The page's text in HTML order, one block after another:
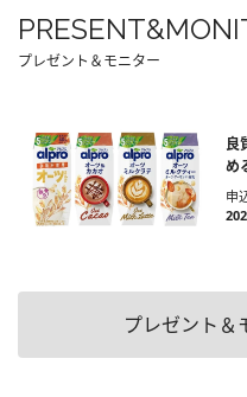
プレゼント＆モニター
良
め
申
プレゼント＆